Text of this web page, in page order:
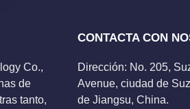
Co.,
de
tanto,
CONTACTA CON
Dirección: No. 205,
Avenue, ciudad de
de Jiangsu, China.